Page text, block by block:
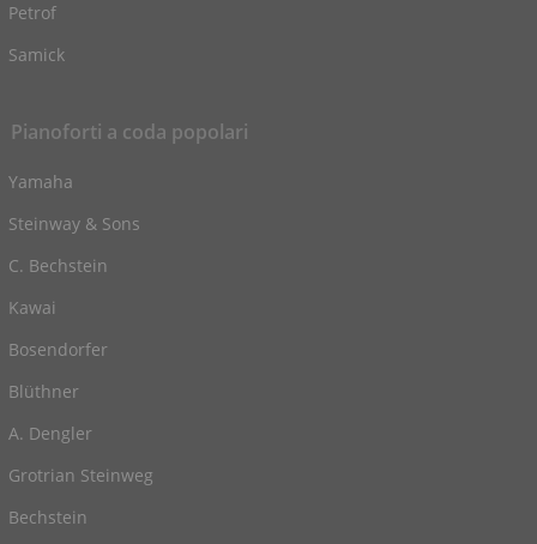
Petrof
Samick
Pianoforti a coda popolari
Yamaha
Steinway & Sons
C. Bechstein
Kawai
Bosendorfer
Blüthner
A. Dengler
Grotrian Steinweg
Bechstein